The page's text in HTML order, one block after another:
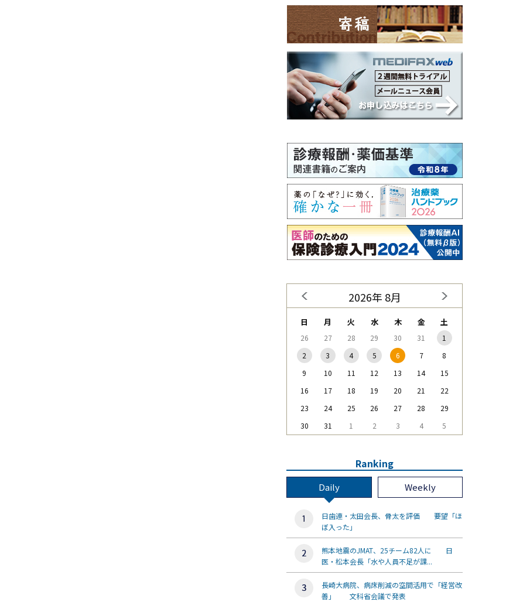
2026年 8月
日 月 火 水 木 金 土
26 27 28 29 30 31
1
2
3 4 5 6 7
8
9
10 11 12 13 14
15
16
17 18 19 20 21
22
23
24 25 26 27 28
29
30
31 1 2 3 4 5
Ranking
Daily Weekly
日歯連・太田会長、骨太を評価 要望「ほ
ぼ入った」
熊本地震のJMAT、25チーム82人に 日
医・松本会長「水や人員不足が課...
長崎大病院、病床削減の空間活用で「経営改
善」 文科省会議で発表